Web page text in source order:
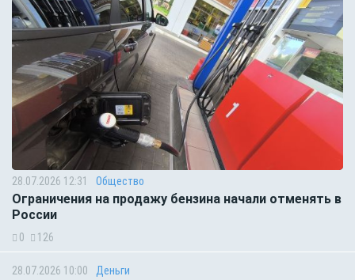
28.07.2026 12:31 Общество
Ограничения на продажу бензина начали отменять в
России
0 126
28.07.2026 10:00 Деньги